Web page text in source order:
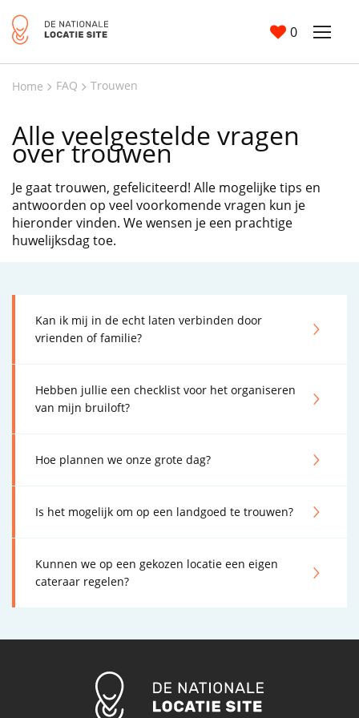
0
Home FAQ Trouwen
Alle veelgestelde vragen
over trouwen
Je gaat trouwen, gefeliciteerd! Alle mogelijke tips en
antwoorden op veel voorkomende vragen kun je
hieronder vinden. We wensen je een prachtige
huwelijksdag toe.
Kan ik mij in de echt laten verbinden door
vrienden of familie?
Hebben jullie een checklist voor het organiseren
van mijn bruiloft?
Hoe plannen we onze grote dag?
Is het mogelijk om op een landgoed te trouwen?
Kunnen we op een gekozen locatie een eigen
cateraar regelen?